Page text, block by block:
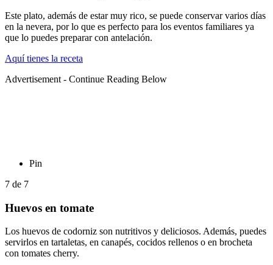
Este plato, además de estar muy rico, se puede conservar varios días
en la nevera, por lo que es perfecto para los eventos familiares ya
que lo puedes preparar con antelación.
Aquí tienes la receta
Advertisement - Continue Reading Below
Pin
7 de 7
Huevos en tomate
Los huevos de codorniz son nutritivos y deliciosos. Además, puedes
servirlos en tartaletas, en canapés, cocidos rellenos o en brocheta
con tomates cherry.